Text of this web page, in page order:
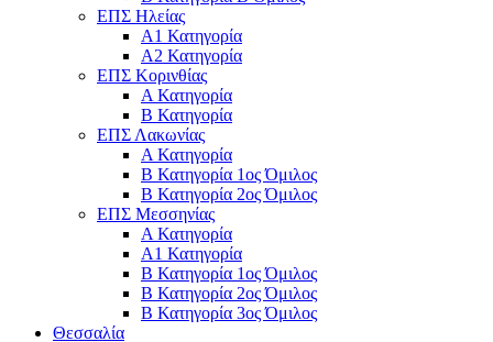
ΕΠΣ Ηλείας
Α1 Κατηγορία
Α2 Κατηγορία
ΕΠΣ Κορινθίας
Α Κατηγορία
Β Κατηγορία
ΕΠΣ Λακωνίας
Α Κατηγορία
Β Κατηγορία 1ος Όμιλος
Β Κατηγορία 2ος Όμιλος
ΕΠΣ Μεσσηνίας
Α Κατηγορία
Α1 Κατηγορία
Β Κατηγορία 1ος Όμιλος
Β Κατηγορία 2ος Όμιλος
Β Κατηγορία 3ος Όμιλος
Θεσσαλία